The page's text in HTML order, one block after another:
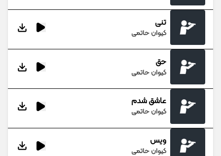
تنی
کیوان حاتمی
حق
کیوان حاتمی
عاشق شدم
کیوان حاتمی
ویس
کیوان حاتمی